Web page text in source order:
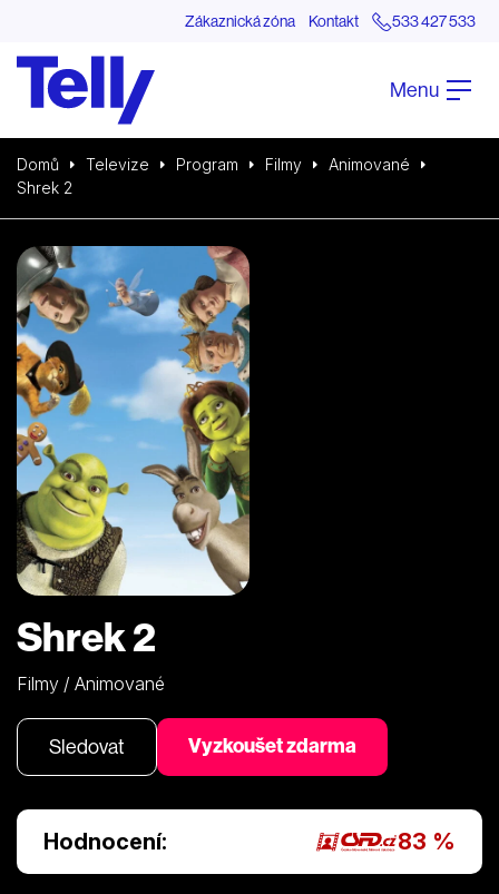
Zákaznická zóna Kontakt 533 427 533
Menu
Domů Televize Program Filmy
Animované
Shrek 2
Shrek 2
Filmy / Animované
Sledovat Vyzkoušet zdarma
Hodnocení: 83 %